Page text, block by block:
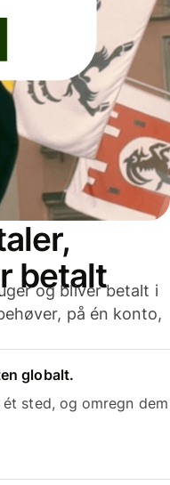
betalt
og bliver betalt i
på én konto,
globalt.
sted, og omregn dem